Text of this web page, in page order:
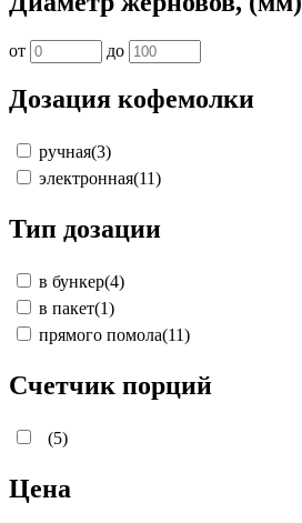
от до
Дозация кофемолки
ручная(3)
электронная(11)
Тип дозации
в бункер(4)
в пакет(1)
прямого помола(11)
Счетчик порций
(5)
Цена